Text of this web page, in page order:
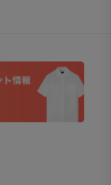
速乾性やUVカッ